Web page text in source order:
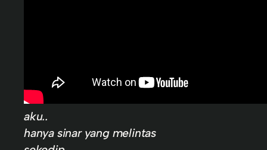
aku..
hanya sinar yang melintas